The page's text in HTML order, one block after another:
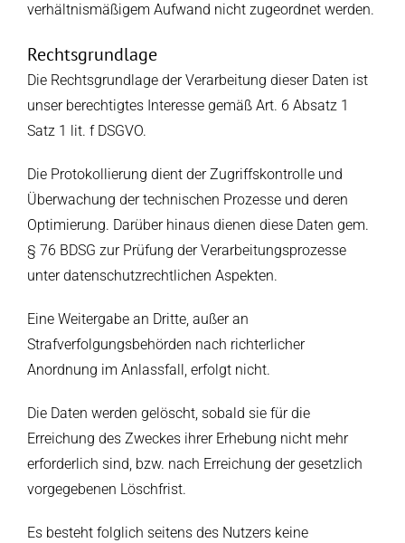
verhältnismäßigem Aufwand nicht zugeordnet werden.
Rechtsgrundlage
Die Rechtsgrundlage der Verarbeitung dieser Daten ist
unser berechtigtes Interesse gemäß Art. 6 Absatz 1
Satz 1 lit. f DSGVO.
Die Protokollierung dient der Zugriffskontrolle und
Überwachung der technischen Prozesse und deren
Optimierung. Darüber hinaus dienen diese Daten gem.
§ 76 BDSG zur Prüfung der Verarbeitungsprozesse
unter datenschutzrechtlichen Aspekten.
Eine Weitergabe an Dritte, außer an
Strafverfolgungsbehörden nach richterlicher
Anordnung im Anlassfall, erfolgt nicht.
Die Daten werden gelöscht, sobald sie für die
Erreichung des Zweckes ihrer Erhebung nicht mehr
erforderlich sind, bzw. nach Erreichung der gesetzlich
vorgegebenen Löschfrist.
Es besteht folglich seitens des Nutzers keine